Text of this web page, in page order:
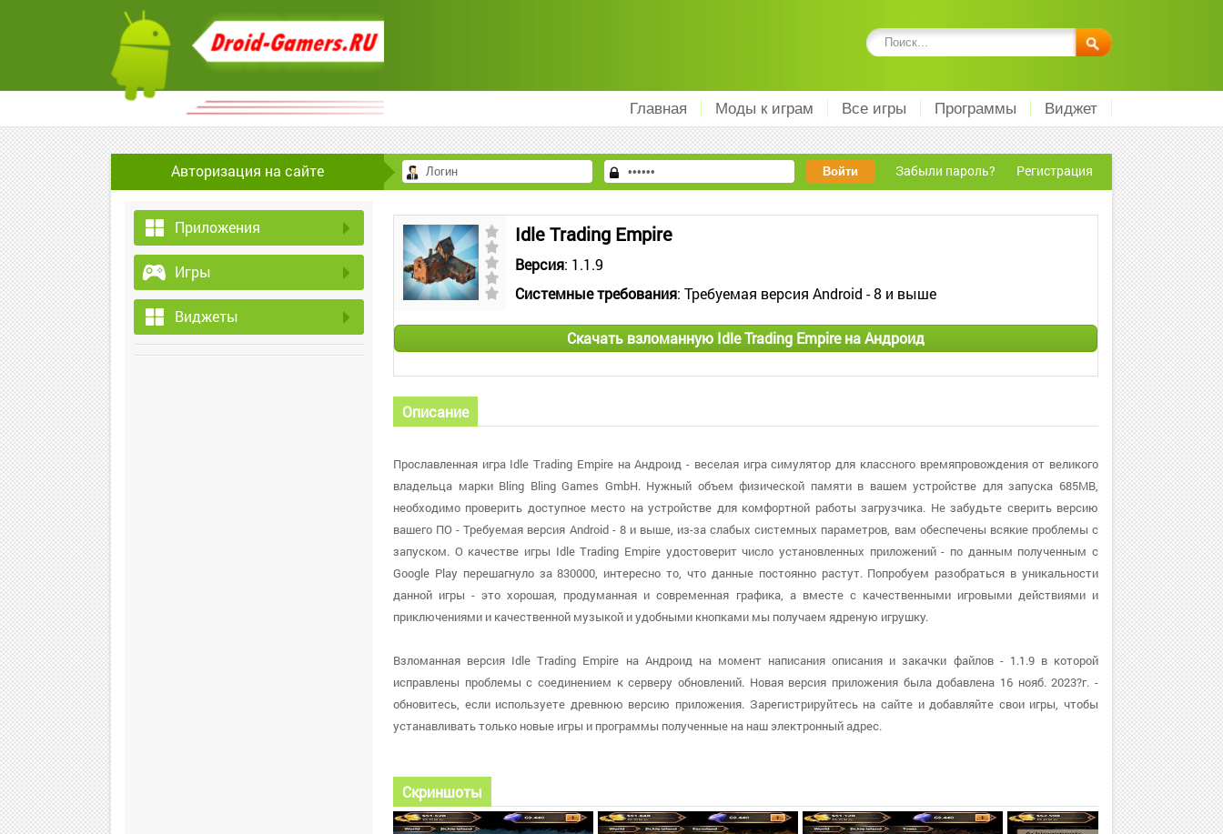
Главная Моды к играм Все игры Программы Виджет
Авторизация на сайте Забыли пароль? Регистрация
Приложения
Игры
Виджеты
Idle Trading Empire
Версия: 1.1.9
Системные требования: Требуемая версия Android - 8 и выше
Скачать взломанную Idle Trading Empire на Андроид
Описание
Прославленная игра Idle Trading Empire на Андроид - веселая игра симулятор для классного времяпровождения от великого
владельца марки Bling Bling Games GmbH. Нужный объем физической памяти в вашем устройстве для запуска 685MB,
необходимо проверить доступное место на устройстве для комфортной работы загрузчика. Не забудьте сверить версию
вашего ПО - Требуемая версия Android - 8 и выше, из-за слабых системных параметров, вам обеспечены всякие проблемы с
запуском. О качестве игры Idle Trading Empire удостоверит число установленных приложений - по данным полученным с
Google Play перешагнуло за 830000, интересно то, что данные постоянно растут. Попробуем разобраться в уникальности
данной игры - это хорошая, продуманная и современная графика, а вместе с качественными игровыми действиями и
приключениями и качественной музыкой и удобными кнопками мы получаем ядреную игрушку.
Взломанная версия Idle Trading Empire на Андроид на момент написания описания и закачки файлов - 1.1.9 в которой
исправлены проблемы с соединением к серверу обновлений. Новая версия приложения была добавлена 16 нояб. 2023?г. -
обновитесь, если используете древнюю версию приложения. Зарегистрируйтесь на сайте и добавляйте свои игры, чтобы
устанавливать только новые игры и программы полученные на наш электронный адрес.
Скриншоты